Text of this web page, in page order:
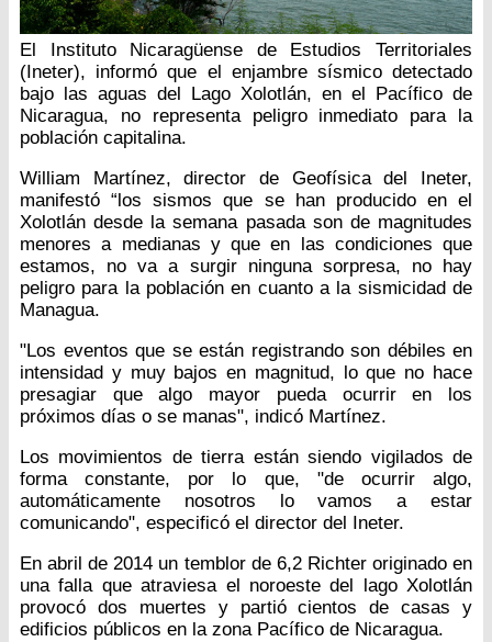
El Instituto Nicaragüense de Estudios Territoriales
(Ineter), informó que el enjambre sísmico detectado
bajo las aguas del Lago Xolotlán, en el Pacífico de
Nicaragua, no representa peligro inmediato para la
población capitalina.
William Martínez, director de Geofísica del Ineter,
manifestó “los sismos que se han producido en el
Xolotlán desde la semana pasada son de magnitudes
menores a medianas y que en las condiciones que
estamos, no va a surgir ninguna sorpresa, no hay
peligro para la población en cuanto a la sismicidad de
Managua.
"Los eventos que se están registrando son débiles en
intensidad y muy bajos en magnitud, lo que no hace
presagiar que algo mayor pueda ocurrir en los
próximos días o se manas", indicó Martínez.
Los movimientos de tierra están siendo vigilados de
forma constante, por lo que, "de ocurrir algo,
automáticamente nosotros lo vamos a estar
comunicando", especificó el director del Ineter.
En abril de 2014 un temblor de 6,2 Richter originado en
una falla que atraviesa el noroeste del lago Xolotlán
provocó dos muertes y partió cientos de casas y
edificios públicos en la zona Pacífico de Nicaragua.